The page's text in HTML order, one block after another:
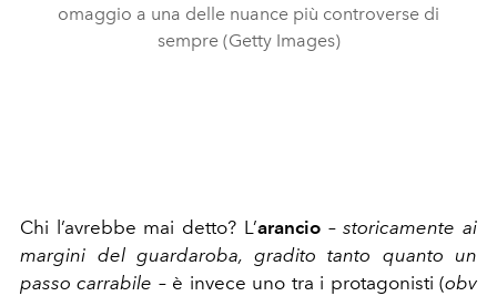
omaggio a una delle nuance più controverse di
sempre (Getty Images)
Chi l’avrebbe mai detto? L’arancio–storicamente ai
margini del guardaroba, gradito tanto quanto un
passo carrabile – è invece uno tra i protagonisti (obv